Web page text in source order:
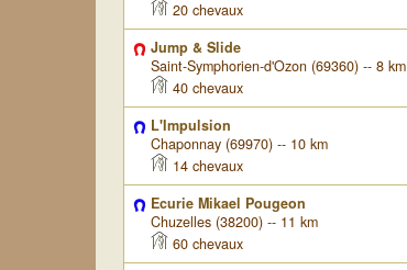
20 chevaux
Jump & Slide
Saint-Symphorien-d'Ozon (69360) -- 8 km
40 chevaux
L'Impulsion
Chaponnay (69970) -- 10 km
14 chevaux
Ecurie Mikael Pougeon
Chuzelles (38200) -- 11 km
60 chevaux